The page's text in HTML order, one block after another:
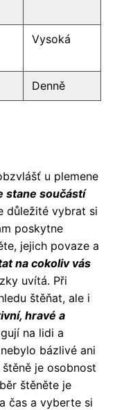
Vysoká
Denně
u plemene
stane součástí
důležité vybrat si
poskytne
jejich povaze a
na cokoliv vás
uvítá. Při
štěňat, ale i
hravé a
na lidi a
bázlivé ani
je osobnost
štěněte je
čas a vyberte si